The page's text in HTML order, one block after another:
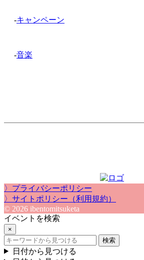
-キャンペーン
-音楽
〉プライバシーポリシー
〉サイトポリシー（利用規約）
© 2026 ibentomitsuketa
イベントを検索
×
検索
日付から見つける